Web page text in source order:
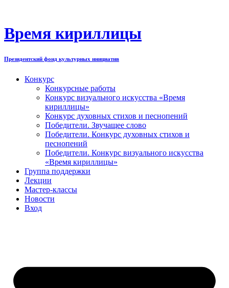
содержимому
Время кириллицы
Президентский фонд культурных инициатив
Конкурс
Конкурсные работы
Конкурс визуального искусства «Время
кириллицы»
Конкурс духовных стихов и песнопений
Победители. Звучащее слово
Победители. Конкурс духовных стихов и
песнопений
Победители. Конкурс визуального искусства
«Время кириллицы»
Группа поддержки
Лекции
Мастер-классы
Новости
Вход